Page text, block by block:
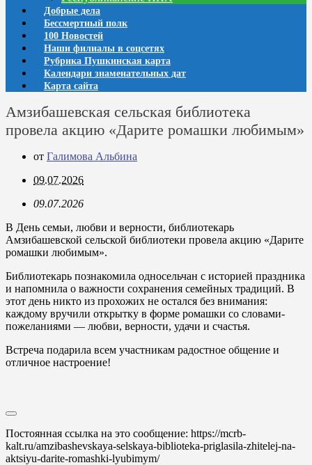
Добрые дела
Бессмертный полк
100 Новостей
Наши филиалы в соцсетях
Рубрика Пушкинская карта
Календари знаменательных дат
Карта сайта
Амзибашевская сельская библиотека
провела акцию «Дарите ромашки любимым»
от Галимова Альбина
09.07.2026
09.07.2026
В День семьи, любви и верности, библиотекарь
Амзибашевской сельской библиотеки провела акцию «Дарите
ромашки любимым».
Библиотекарь познакомила односельчан с историей праздника
и напомнила о важности сохранения семейных традиций. В
этот день никто из прохожих не остался без внимания:
каждому вручили открытку в форме ромашки со словами-
пожеланиями — любви, верности, удачи и счастья.
Встреча подарила всем участникам радостное общение и
отличное настроение!
Постоянная ссылка на это сообщение: https://mcrb-
kalt.ru/amzibashevskaya-selskaya-biblioteka-priglasila-zhitelej-na-
aktsiyu-darite-romashki-lyubimym/